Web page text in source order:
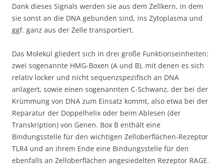
Dank dieses Signals werden sie aus dem Zellkern, in dem
sie sonst an die DNA gebunden sind, ins Zytoplasma und
ggf. ganz aus der Zelle transportiert.
Das Molekül gliedert sich in drei große Funktionseinheiten:
zwei sogenannte HMG-Boxen (A und B), mit denen es sich
relativ locker und nicht sequenzspezifisch an DNA
anlagert, sowie einen sogenannten C-Schwanz, der bei der
Krümmung von DNA zum Einsatz kommt, also etwa bei der
Reparatur der Doppelhelix oder beim Ablesen (der
Transkription) von Genen. Box B enthält eine
Bindungsstelle für den wichtigen Zelloberflächen-Rezeptor
TLR4 und an ihrem Ende eine Bindungsstelle für den
ebenfalls an Zelloberflächen angesiedelten Rezeptor RAGE.